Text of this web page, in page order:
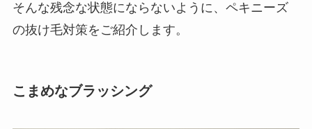
そんな残念な状態にならないように、ペキニーズ
の抜け毛対策をご紹介します。
こまめなブラッシング